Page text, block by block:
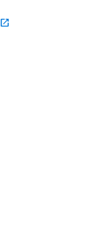
open_in_new